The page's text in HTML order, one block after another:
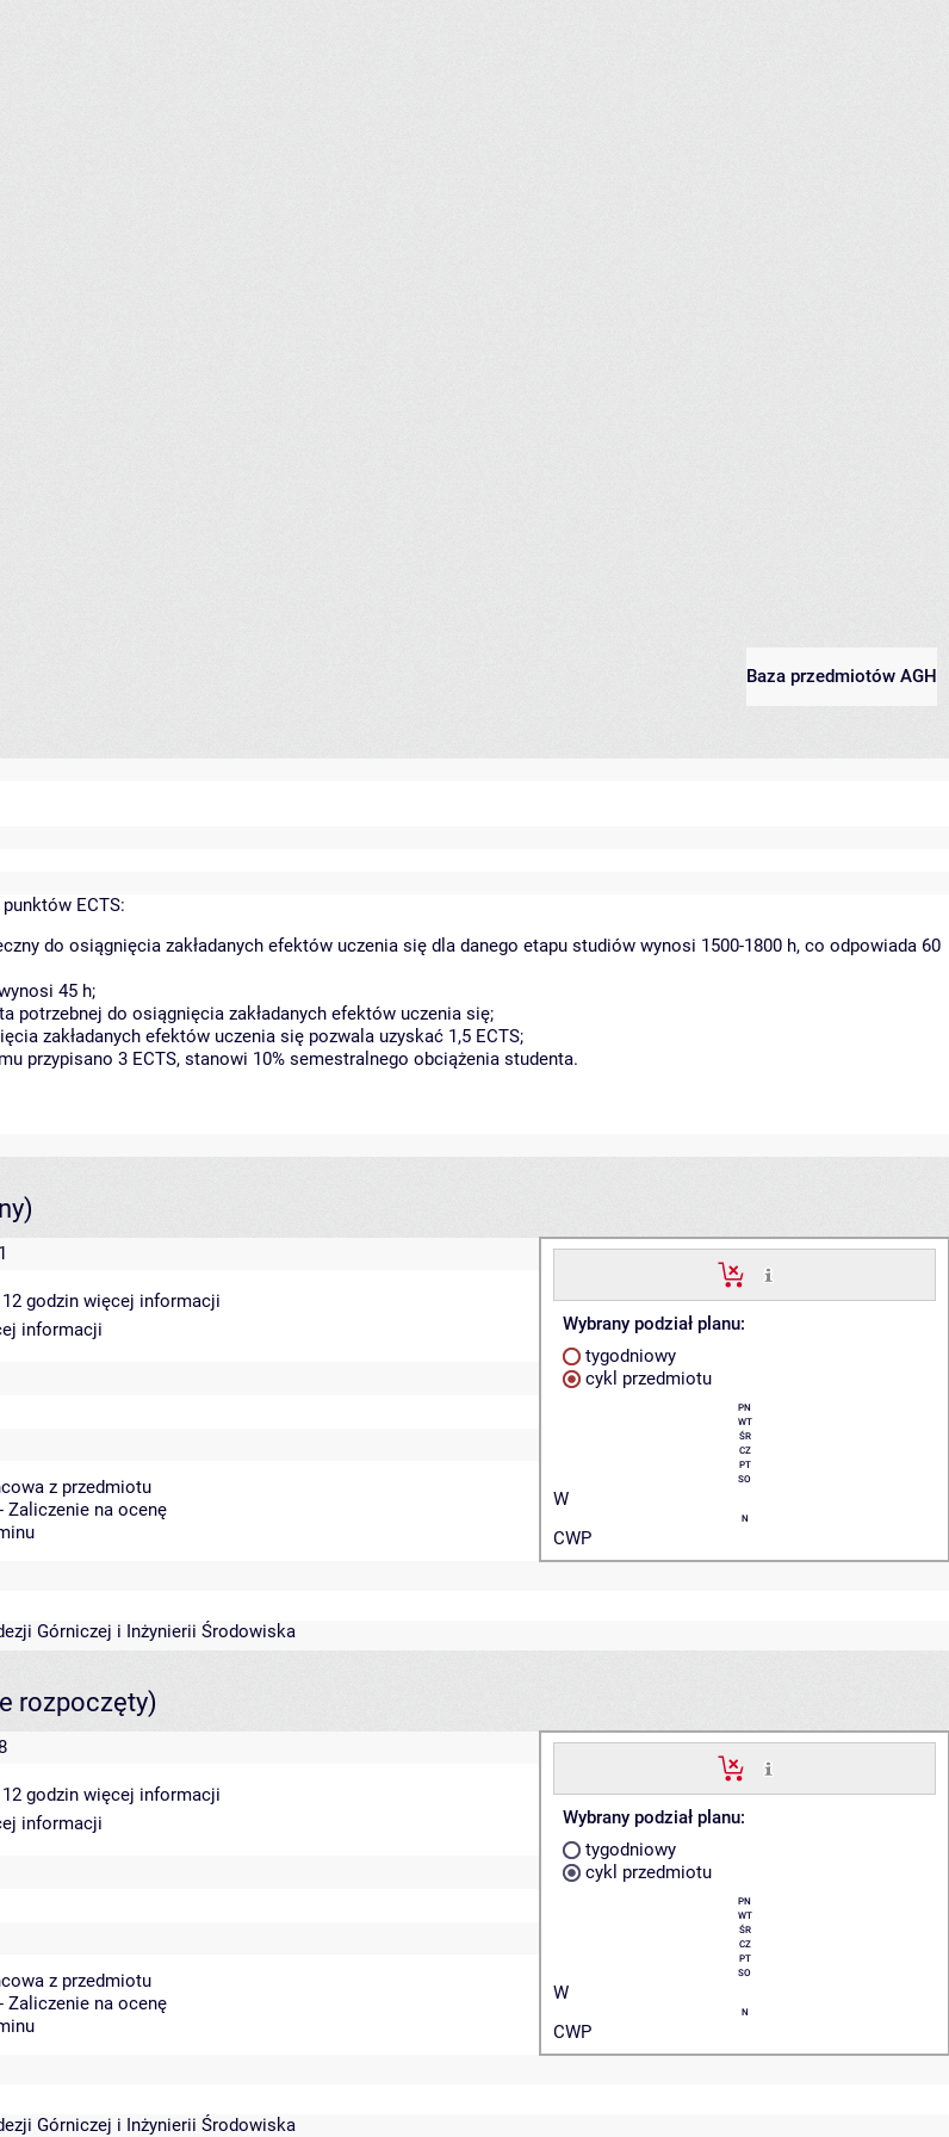
Baza przedmiotów AGH
ECTS:
do osiągnięcia zakładanych efektów uczenia się dla danego etapu studiów wynosi 1500-1800 h, co odpowiada 60
45 h;
potrzebnej do osiągnięcia zakładanych efektów uczenia się;
zakładanych efektów uczenia się pozwala uzyskać 1,5 ECTS;
przypisano 3 ECTS, stanowi 10% semestralnego obciążenia studenta.
Wybrany podział planu:
tygodniowy
cykl przedmiotu
PN
WT
ŚR
CZ
PT
SO
W
N
CWP
godzin więcej informacji
informacji
z przedmiotu
na ocenę
Górniczej i Inżynierii Środowiska
rozpoczęty)
Wybrany podział planu:
tygodniowy
cykl przedmiotu
PN
WT
ŚR
CZ
PT
SO
W
N
CWP
godzin więcej informacji
informacji
z przedmiotu
na ocenę
Górniczej i Inżynierii Środowiska